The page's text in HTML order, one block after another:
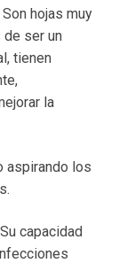
Son hojas muy
ser un
tienen
la
aspirando los
capacidad